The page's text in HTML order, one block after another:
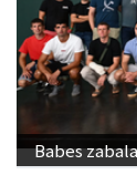
Babes